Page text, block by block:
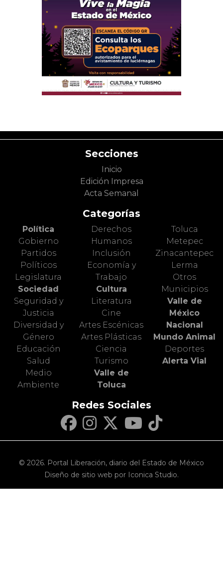
Secciones
Inicio
Edición Impresa
Acta Semanal
Categorías
Política
Gobierno
Partidos
Políticos
Legislatura
Sociedad
Seguridad y
Justicia
Diversidad y
Género
Educación
Salud
Medio
Ambiente
Derechos
Humanos
Inclusión
Economía y
Trabajo
Cultura
Literatura
Cine
Artes Escénicas
Artes Plásticas
Ciencia
Turismo
Valle de
Toluca
Toluca
Metepec
Zinacantepec
Lerma
Otros
Municipios
Valle de
México
Nacional
Mundo Animal
Deportes
Alerta Vial
Redes Sociales
© 2026. Portal Liberación, diario del Estado de México
Diseño de sitio web por Iconica Studio.